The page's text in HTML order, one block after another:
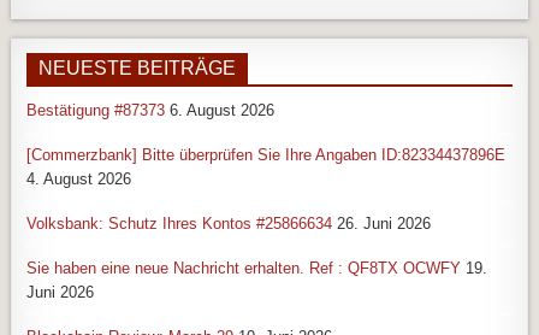
NEUESTE BEITRÄGE
Bestätigung #87373 6. August 2026
[Commerzbank] Bitte überprüfen Sie Ihre Angaben ID:82334437896E
4. August 2026
Volksbank: Schutz Ihres Kontos #25866634 26. Juni 2026
Sie haben eine neue Nachricht erhalten. Ref : QF8TX OCWFY 19.
Juni 2026